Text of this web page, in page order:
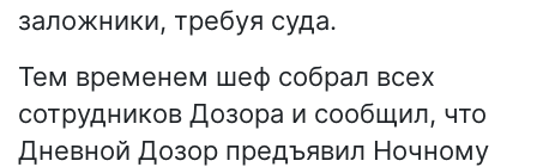
заложники, требуя суда.
Тем временем шеф собрал всех
сотрудников Дозора и сообщил, что
Дневной Дозор предъявил Ночному